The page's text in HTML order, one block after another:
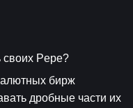
своих Pepe?
бирж
дробные части их